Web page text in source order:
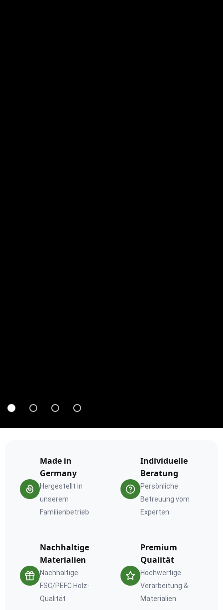
Unsere
Konfiguratoren
Treppen, Geländer & Holzprodukte online
Jetzt konfigurieren
Made in
Germany
Hergestellt in
unserem
Familienbetrieb
Individuelle
Beratung
Persönliche
Betreuung vom
Experten
Nachhaltige
Materialien
Nachhaltige
FSC/PEFC Holz-
Qualität
Premium
Qualität
Hochwertige
Verarbeitung &
Materialien